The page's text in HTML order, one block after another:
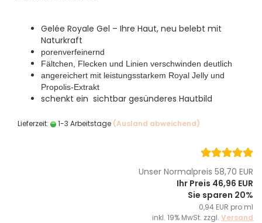
Gelée Royale Gel – Ihre Haut, neu belebt mit
Naturkraft
porenverfeinernd
Fältchen, Flecken und Linien verschwinden deutlich
angereichert mit leistungsstarkem Royal Jelly und
Propolis-Extrakt
schenkt ein sichtbar gesünderes Hautbild
Lieferzeit: 1-3 Arbeitstage (Ausland abweichend)
Unser Normalpreis 58,70 EUR
Ihr Preis 46,96 EUR
Sie sparen 20%
0,94 EUR pro ml
inkl. 19% MwSt. zzgl. Versand